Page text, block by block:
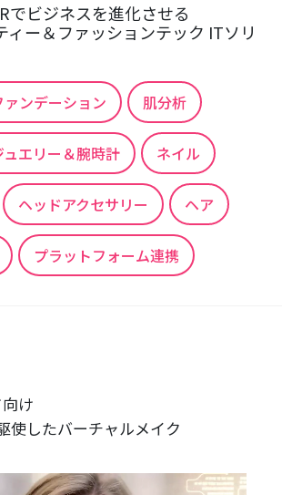
でビジネスを進化させる
ィー＆ファッションテック ITソリ
ァンデーション 肌分析
ュエリー＆腕時計 ネイル
ヘッドアクセサリー ヘア
プラットフォーム連携
け
使したバーチャルメイク